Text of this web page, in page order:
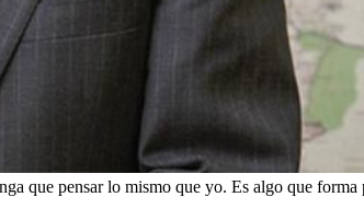
que pensar lo mismo que yo. Es algo que